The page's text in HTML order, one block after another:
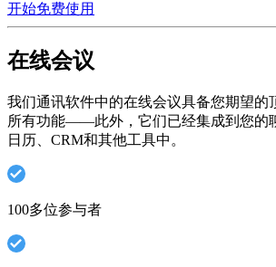
开始免费使用
在线会议
我们通讯软件中的在线会议具备您期望的
所有功能——此外，它们已经集成到您的
日历、CRM和其他工具中。
100多位参与者